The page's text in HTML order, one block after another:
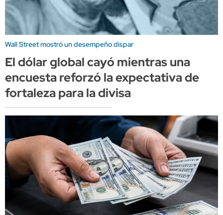
Wall Street mostró un desempeño dispar
El dólar global cayó mientras una
encuesta reforzó la expectativa de
fortaleza para la divisa